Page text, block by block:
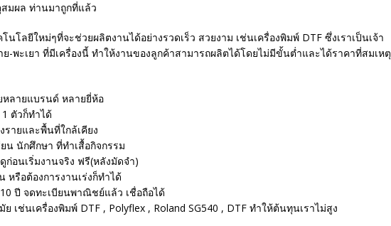
มผล ท่านมาถูกที่แล้ว
นโลยีใหม่ๆที่จะช่วยผลิตงานได้อย่างรวดเร็ว สวยงาม เช่นเครื่องพิมพ์ DTF ซึ่งเราเป็นเจ้า
ย-พะเยา ที่มีเครื่องนี้ ทำให้งานของลูกค้าสามารถผลิตได้โดยไม่มีขั้นต่ำและได้ราคาที่สมเหตุ
หลายแบรนด์ หลายยี่ห้อ
ตัวก็ทำได้
รายและพื้นที่ใกล้เคียง
น นักศึกษา ที่ทำเสื้อกิจกรรม
อนเริ่มงานจริง ฟรี(หลังมัดจำ)
หรือต้องการงานเร่งก็ทำได้
ปี จดทะเบียนพาณิชย์แล้ว เชื่อถือได้
ย เช่นเครื่องพิมพ์ DTF , Polyflex , Roland SG540 , DTF ทำให้ต้นทุนเราไม่สูง